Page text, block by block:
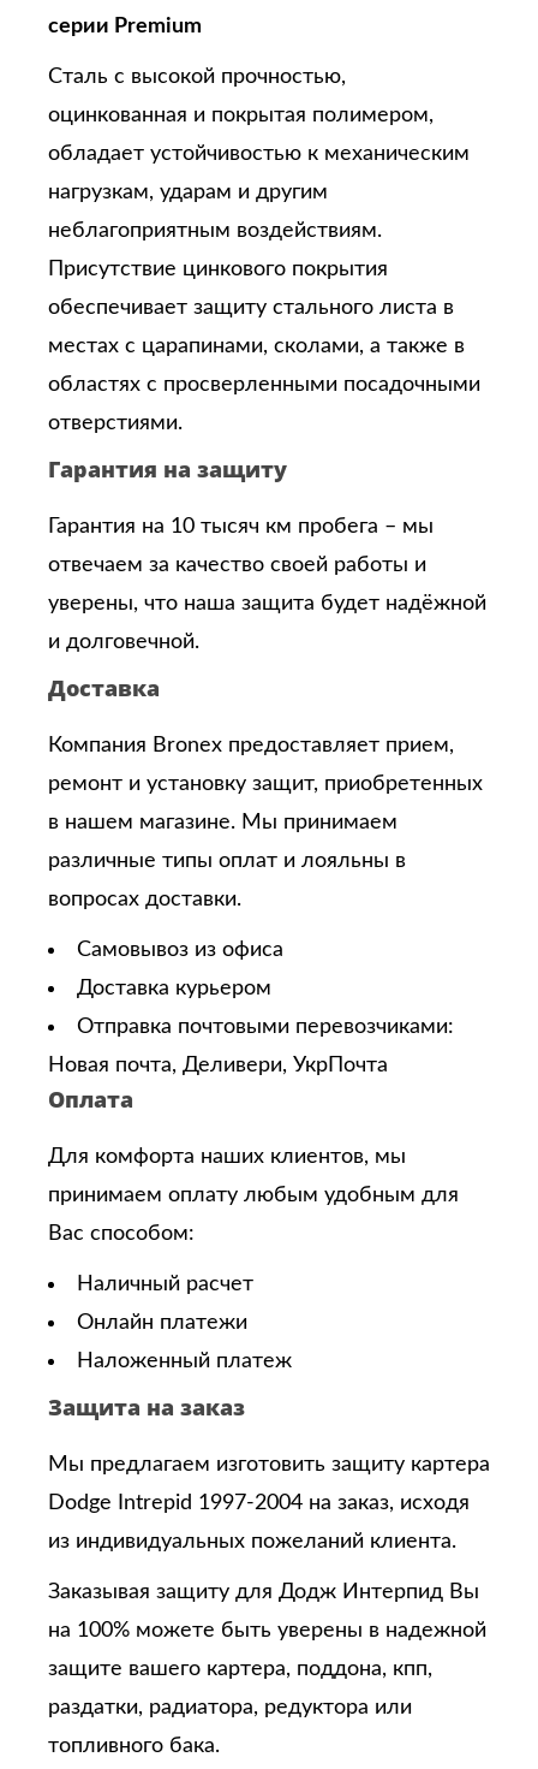
серии Premium
Сталь с высокой прочностью,
оцинкованная и покрытая полимером,
обладает устойчивостью к механическим
нагрузкам, ударам и другим
неблагоприятным воздействиям.
Присутствие цинкового покрытия
обеспечивает защиту стального листа в
местах с царапинами, сколами, а также в
областях с просверленными посадочными
отверстиями.
Гарантия на защиту
Гарантия на 10 тысяч км пробега – мы
отвечаем за качество своей работы и
уверены, что наша защита будет надёжной
и долговечной.
Доставка
Компания Bronex предоставляет прием,
ремонт и установку защит, приобретенных
в нашем магазине. Мы принимаем
различные типы оплат и лояльны в
вопросах доставки.
Самовывоз из офиса
Доставка курьером
Отправка почтовыми перевозчиками:
Новая почта, Деливери, УкрПочта
Оплата
Для комфорта наших клиентов, мы
принимаем оплату любым удобным для
Вас способом:
Наличный расчет
Онлайн платежи
Наложенный платеж
Защита на заказ
Мы предлагаем изготовить защиту картера
Dodge Intrepid 1997-2004 на заказ, исходя
из индивидуальных пожеланий клиента.
Заказывая защиту для Додж Интерпид Вы
на 100% можете быть уверены в надежной
защите вашего картера, поддона, кпп,
раздатки, радиатора, редуктора или
топливного бака.